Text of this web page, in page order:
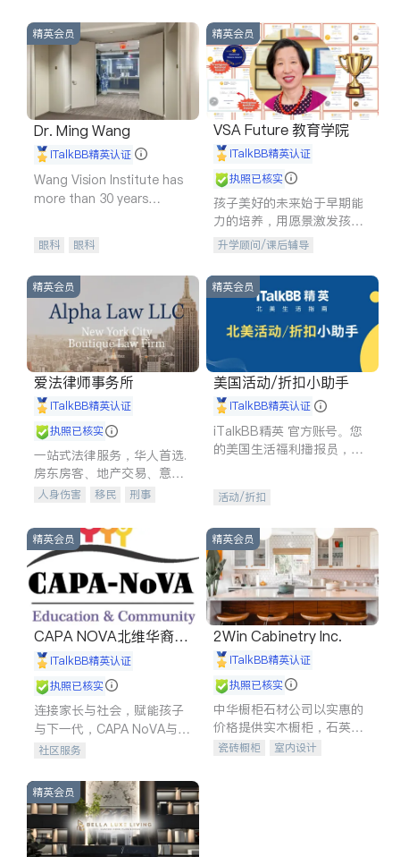
商铺租售
开发商建商
精英会员
Dr. Ming Wang
iTalkBB精英认证
Wang Vision Institute has
more than 30 years
眼科 眼科
精英会员
VSA Future 教育学院
iTalkBB精英认证
执照已核实
孩子美好的未来始于早期能
力的培养，用愿景激发孩子
的学习潜力和动力。理念：
拥有成长型心态是成功的基
石。
升学顾问/课后辅导
精英会员
爱法律师事务所
iTalkBB精英认证
执照已核实
一站式法律服务，华人首选.
房东房客、地产交易、意外
伤害、车祸重伤、商业诉
建筑合同、刑事案件全包办
人身伤害 移民
刑事
信托/遗嘱
商业
索赔
律师-其它 保释
精英会员
美国活动/折扣小助手
iTalkBB精英认证
iTalkBB精英 官方账号。您
的美国生活福利播报员，精
专属福利。
活动/折扣
精英会员
CAPA NOVA北维华裔家
长会iTalkBB精英认证
执照已核实
连接家长与社会，赋能孩子
与下一代，CAPA NoVA与您
携手建设包容、公平、充满
社区服务
精英会员
2Win Cabinetry Inc.
iTalkBB精英认证
执照已核实
中华橱柜石材公司以实惠的
价格提供实木橱柜，石英石
台面，多种优质不锈钢水
瓷砖橱柜
室内设计
精英会员